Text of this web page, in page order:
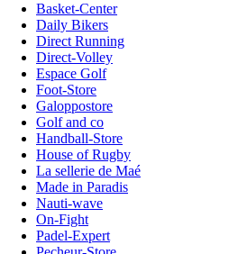
Basket-Center
Daily Bikers
Direct Running
Direct-Volley
Espace Golf
Foot-Store
Galoppostore
Golf and co
Handball-Store
House of Rugby
La sellerie de Maé
Made in Paradis
Nauti-wave
On-Fight
Padel-Expert